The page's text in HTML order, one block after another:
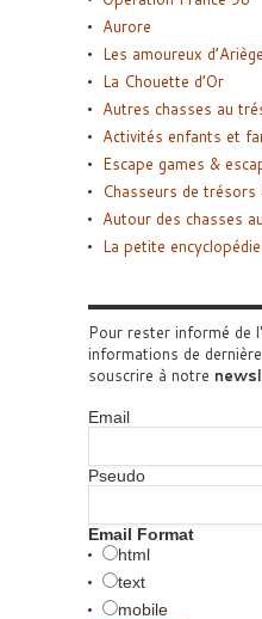
Aurore
Les amoureux d’Ariège
La Chouette d’Or
Autres chasses au
Activités enfants et
Escape games &
Chasseurs de trésors
Autour des chasses
La petite encyclopédie
Pour rester informé de
informations de
souscrire à notre
Email
Pseudo
Email Format
html
text
mobile